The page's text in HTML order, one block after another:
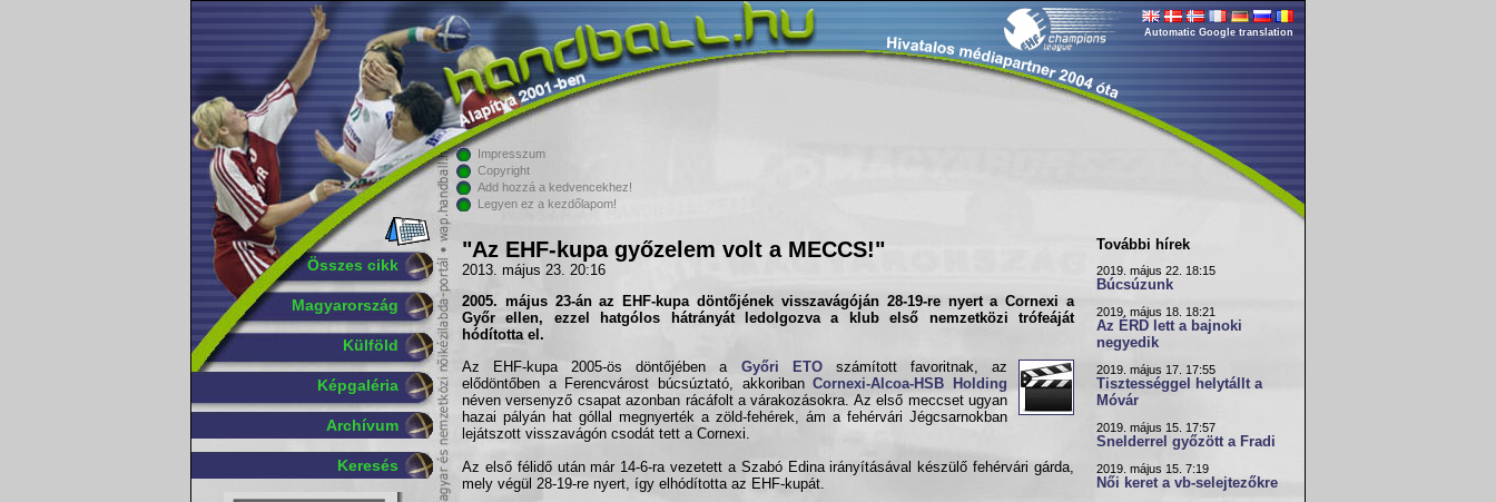
Összes cikk
Magyarország
Külföld
Képgaléria
Archívum
Keresés
Automatic Google translation
Impresszum
Copyright
Add hozzá a kedvencekhez!
Legyen ez a kezdőlapom!
"Az EHF-kupa győzelem volt a MECCS!"
2013. május 23. 20:16
2005. május 23-án az EHF-kupa döntőjének visszavágóján 28-19-re nyert aCornexi a
Győr ellen, ezzel hatgólos hátrányát ledolgozva a klub első nemzetközi trófeáját
hódította el.
Az EHF-kupa 2005-ös döntőjében a Győri ETOszámított favoritnak, az
elődöntőben a Ferencvárost búcsúztató, akkoribanCornexi-Alcoa-HSB Holding
néven versenyző csapat azonban rácáfolt a várakozásokra. Az első meccset ugyan
hazai pályán hat góllal megnyerték a zöld-fehérek, ám a fehérvári Jégcsarnokban
lejátszott visszavágón csodát tett a Cornexi.
Az első félidő után már 14-6-ra vezetett a Szabó Edina irányításával készülő fehérvári gárda,
mely végül 28-19-re nyert, így elhódította az EHF-kupát.
További hírek
2019. május 22. 18:15
Búcsúzunk
2019. május 18. 18:21
Az ÉRD lett a bajnoki
negyedik
2019. május 17. 17:55
Tisztességgel helytállt a
Móvár
2019. május 15. 17:57
Snelderrel győzött a Fradi
2019. május 15. 7:19
Női keret a vb-selejtezőkre